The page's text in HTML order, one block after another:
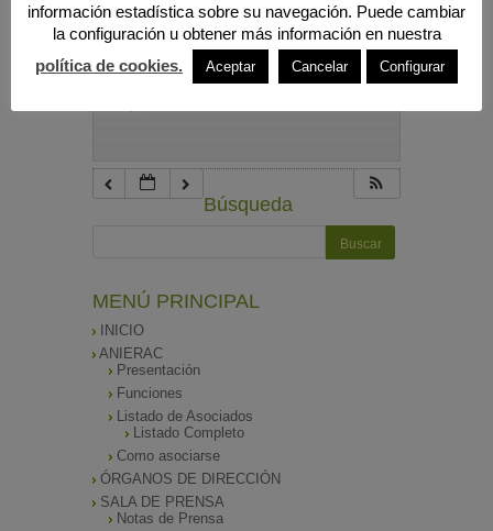
10:00 pm
Búsqueda
MENÚ PRINCIPAL
INICIO
ANIERAC
Presentación
Funciones
Listado de Asociados
Listado Completo
Como asociarse
ÓRGANOS DE DIRECCIÓN
SALA DE PRENSA
Notas de Prensa
información estadística sobre su navegación. Puede cambiar
la configuración u obtener más información en nuestra
política de cookies.
Aceptar Cancelar Configurar